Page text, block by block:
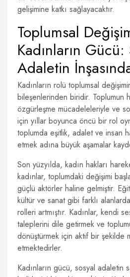
gelişimine katkı sağlayacaktır.
Toplumsal
Kadınların Gücü:
Adaletin
Kadınların rolü toplumsal
bileşenlerinden biridir. Toplumun
özgürleşme mücadeleleriyle ve
için yıllar boyunca öncü bir rol
toplumda eşitlik, adalet ve insan
etmek adına büyük aşamalar
Son yüzyılda, kadın hakları
kadınlar, toplumdaki değişimi
güçlü aktörler haline gelmiştir.
kültür ve sanat gibi farklı
rolleri artmıştır. Kadınlar, kendi
taleplerini dile getirmek ve
dönüştürmek için aktif bir şekilde
etmektedirler.
Kadınların gücü, sosyal adaletin